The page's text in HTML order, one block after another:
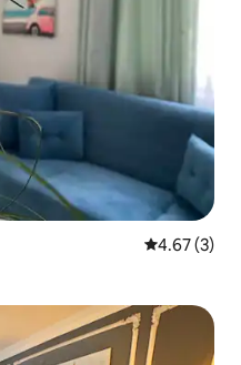
औसत रेटिंग 5 में
4.67 (3)